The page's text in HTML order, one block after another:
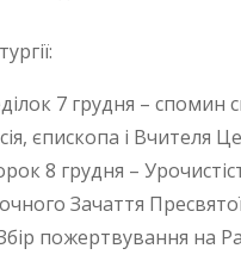
o
7 грудня – спомин
єпископа і Вчителя
8 грудня –
Зачаття
пожертвування на